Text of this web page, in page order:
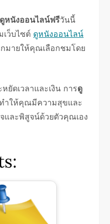
ดูหนังออนไลน์ฟรีวันนี้
ว็บไซต์ ดูหนังออนไลน์
มายให้คุณเลือกชมโดย
ยัดเวลาและเงิน การดู
ำให้คุณมีความสุขและ
และพิสูจน์ด้วยตัวคุณเอง